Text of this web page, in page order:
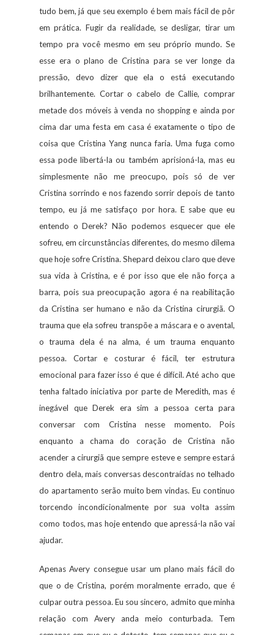
tudo bem, já que seu exemplo é bem mais fácil de pôr
em prática. Fugir da realidade, se desligar, tirar um
tempo pra você mesmo em seu próprio mundo. Se
esse era o plano de Cristina para se ver longe da
pressão, devo dizer que ela o está executando
brilhantemente. Cortar o cabelo de Callie, comprar
metade dos móveis à venda no shopping e ainda por
cima dar uma festa em casa é exatamente o tipo de
coisa que Cristina Yang nunca faria. Uma fuga como
essa pode libertá-la ou também aprisioná-la, mas eu
simplesmente não me preocupo, pois só de ver
Cristina sorrindo e nos fazendo sorrir depois de tanto
tempo, eu já me satisfaço por hora. E sabe que eu
entendo o Derek? Não podemos esquecer que ele
sofreu, em circunstâncias diferentes, do mesmo dilema
que hoje sofre Cristina. Shepard deixou claro que deve
sua vida à Cristina, e é por isso que ele não força a
barra, pois sua preocupação agora é na reabilitação
da Cristina ser humano e não da Cristina cirurgiã. O
trauma que ela sofreu transpõe a máscara e o avental,
o trauma dela é na alma, é um trauma enquanto
pessoa. Cortar e costurar é fácil, ter estrutura
emocional para fazer isso é que é difícil. Até acho que
tenha faltado iniciativa por parte de Meredith, mas é
inegável que Derek era sim a pessoa certa para
conversar com Cristina nesse momento. Pois
enquanto a chama do coração de Cristina não
acender a cirurgiã que sempre esteve e sempre estará
dentro dela, mais conversas descontraídas no telhado
do apartamento serão muito bem vindas. Eu continuo
torcendo incondicionalmente por sua volta assim
como todos, mas hoje entendo que apressá-la não vai
ajudar.
Apenas Avery consegue usar um plano mais fácil do
que o de Cristina, porém moralmente errado, que é
culpar outra pessoa. Eu sou sincero, admito que minha
relação com Avery anda meio conturbada. Tem